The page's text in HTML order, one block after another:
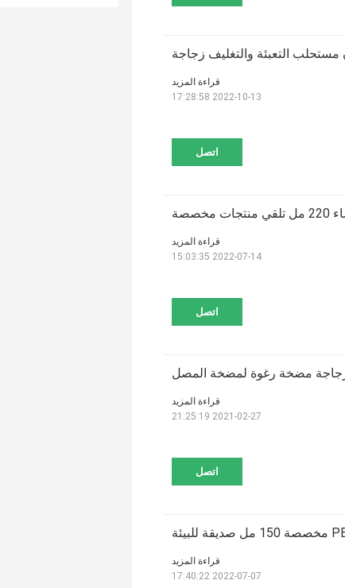
اتصل
قراءة المزيد
2022-10-13 17:28:58
اتصل
قراءة المزيد
2022-07-14 15:03:35
اتصل
قراءة المزيد
2021-02-27 21:25:19
قراءة المزيد
2022-07-07 17:40:22